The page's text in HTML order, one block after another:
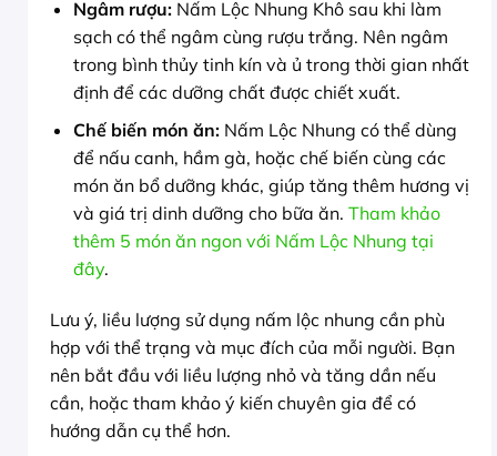
Ngâm rượu:Nấm Lộc Nhung Khô sau khi làm
sạch có thể ngâm cùng rượu trắng. Nên ngâm
trong bình thủy tinh kín và ủ trong thời gian nhất
định để các dưỡng chất được chiết xuất.
Chế biến món ăn:Nấm Lộc Nhung có thể dùng
để nấu canh, hầm gà, hoặc chế biến cùng các
món ăn bổ dưỡng khác, giúp tăng thêm hương vị
và giá trị dinh dưỡng cho bữa ăn. Tham khảo
thêm 5 món ăn ngon với Nấm Lộc Nhung tại
đây.
Lưu ý, liều lượng sử dụng nấm lộc nhung cần phù
hợp với thể trạng và mục đích của mỗi người. Bạn
nên bắt đầu với liều lượng nhỏ và tăng dần nếu
cần, hoặc tham khảo ý kiến chuyên gia để có
hướng dẫn cụ thể hơn.